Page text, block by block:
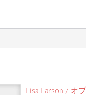
Lisa Larson / オブ